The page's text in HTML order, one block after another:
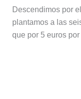
Descendimos por
plantamos a las
que por 5 euros